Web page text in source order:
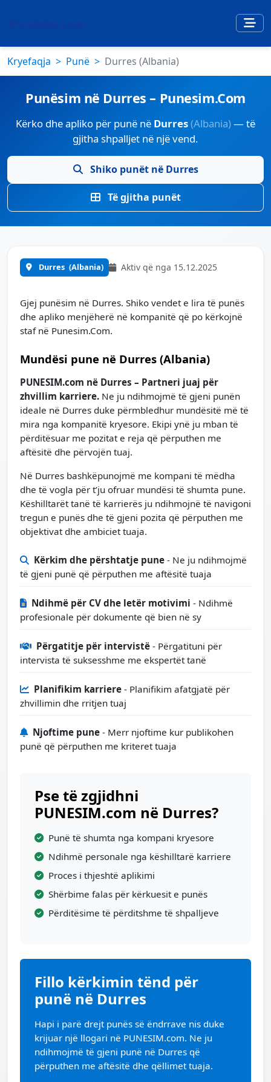
Kryefaqja Punë Durres (Albania)
Punësim në Durres – Punesim.Com
Kërko dhe apliko për punë në Durres(Albania)— të
gjitha shpalljet në një vend.
Shiko punët në Durres
Të gjitha punët
Durres (Albania) Aktiv që nga 15.12.2025
Gjej punësim në Durres. Shiko vendet e lira të punës
dhe apliko menjëherë në kompanitë që po kërkojnë
staf në Punesim.Com.
Mundësi pune në Durres (Albania)
PUNESIM.com në Durres – Partneri juaj për
zhvillim karriere. Ne ju ndihmojmë të gjeni punën
ideale në Durres duke përmbledhur mundësitë më të
mira nga kompanitë kryesore. Ekipi ynë ju mban të
përditësuar me pozitat e reja që përputhen me
aftësitë dhe përvojën tuaj.
Në Durres bashkëpunojmë me kompani të mëdha
dhe të vogla për t’ju ofruar mundësi të shumta pune.
Këshilltarët tanë të karrierës ju ndihmojnë të navigoni
tregun e punës dhe të gjeni pozita që përputhen me
objektivat dhe ambiciet tuaja.
Kërkim dhe përshtatje pune - Ne ju ndihmojmë
të gjeni punë që përputhen me aftësitë tuaja
Ndihmë për CV dhe letër motivimi - Ndihmë
profesionale për dokumente që bien në sy
Përgatitje për intervistë - Përgatituni për
intervista të suksesshme me ekspertët tanë
Planifikim karriere - Planifikim afatgjatë për
zhvillimin dhe rritjen tuaj
Njoftime pune - Merr njoftime kur publikohen
punë që përputhen me kriteret tuaja
Pse të zgjidhni
PUNESIM.com në Durres?
Punë të shumta nga kompani kryesore
Ndihmë personale nga këshilltarë karriere
Proces i thjeshtë aplikimi
Shërbime falas për kërkuesit e punës
Përditësime të përditshme të shpalljeve
Fillo kërkimin tënd për
punë në Durres
Hapi i parë drejt punës së ëndrrave nis duke
krijuar një llogari në PUNESIM.com. Ne ju
ndihmojmë të gjeni punë në Durres që
përputhen me aftësitë dhe qëllimet tuaja.